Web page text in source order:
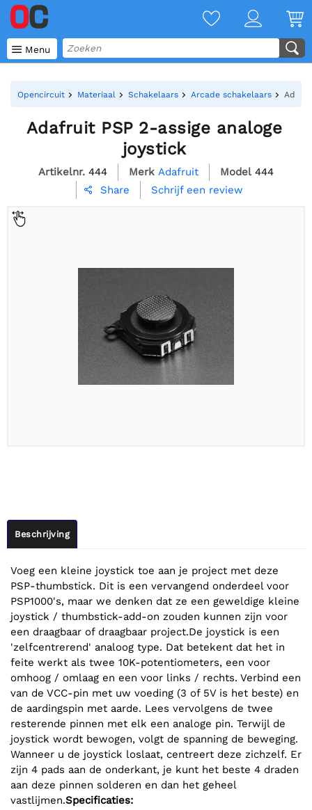
 Menu
Opencircuit Materiaal Schakelaars Arcade schakelaars
Adafruit PSP 2-assige analoge
joystick
Artikelnr. 444 Merk Adafruit Model 444
 Share Schrijf een review
Beschrijving
Voeg een kleine joystick toe aan je project met deze
PSP-thumbstick. Dit is een vervangend onderdeel voor
PSP1000's, maar we denken dat ze een geweldige kleine
joystick / thumbstick-add-on zouden kunnen zijn voor
een draagbaar of draagbaar project.De joystick is een
'zelfcentrerend' analoog type. Dat betekent dat het in
feite werkt als twee 10K-potentiometers, een voor
omhoog / omlaag en een voor links / rechts. Verbind een
van de VCC-pin met uw voeding (3 of 5V is het beste) en
de aardingspin met aarde. Lees vervolgens de twee
resterende pinnen met elk een analoge pin. Terwijl de
joystick wordt bewogen, volgt de spanning de beweging.
Wanneer u de joystick loslaat, centreert deze zichzelf. Er
zijn 4 pads aan de onderkant, je kunt het beste 4 draden
aan deze pinnen solderen en dan het geheel
vastlijmen.Specificaties: